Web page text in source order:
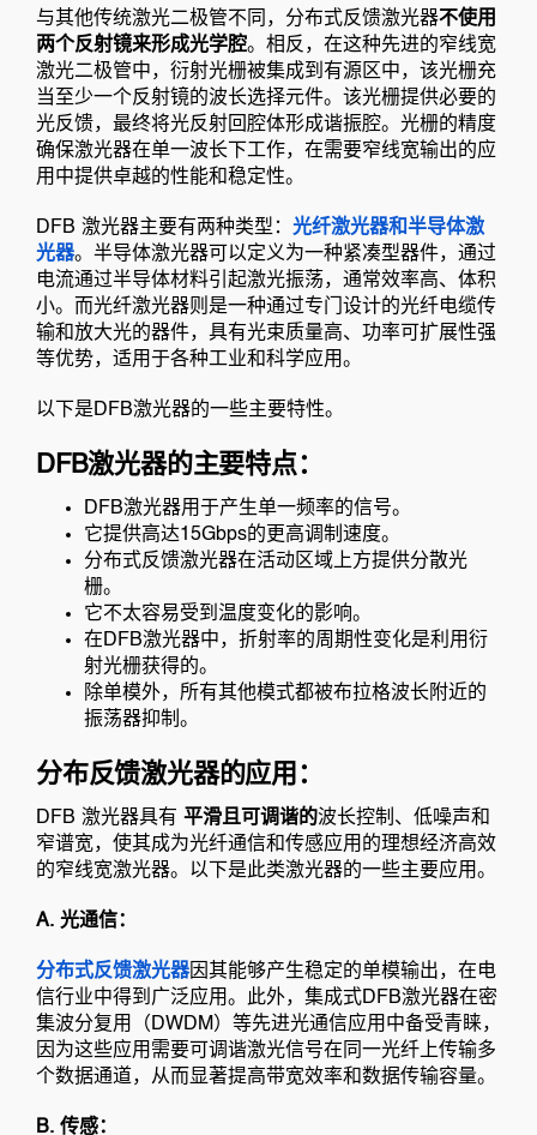
与其他传统激光二极管不同，分布式反馈激光器不使用
两个反射镜来形成光学腔。相反，在这种先进的窄线宽
激光二极管中，衍射光栅被集成到有源区中，该光栅充
当至少一个反射镜的波长选择元件。该光栅提供必要的
光反馈，最终将光反射回腔体形成谐振腔。光栅的精度
确保激光器在单一波长下工作，在需要窄线宽输出的应
用中提供卓越的性能和稳定性。
DFB 激光器主要有两种类型： 光纤激光器和半导体激
光器。半导体激光器可以定义为一种紧凑型器件，通过
电流通过半导体材料引起激光振荡，通常效率高、体积
小。而光纤激光器则是一种通过专门设计的光纤电缆传
输和放大光的器件，具有光束质量高、功率可扩展性强
等优势，适用于各种工业和科学应用。
以下是DFB激光器的一些主要特性。
DFB激光器的主要特点：
DFB激光器用于产生单一频率的信号。
它提供高达15Gbps的更高调制速度。
分布式反馈激光器在活动区域上方提供分散光
栅。
它不太容易受到温度变化的影响。
在DFB激光器中，折射率的周期性变化是利用衍
射光栅获得的。
除单模外，所有其他模式都被布拉格波长附近的
振荡器抑制。
分布反馈激光器的应用：
DFB 激光器具有 平滑且可调谐的波长控制、低噪声和
窄谱宽，使其成为光纤通信和传感应用的理想经济高效
的窄线宽激光器。以下是此类激光器的一些主要应用。
A. 光通信：
分布式反馈激光器因其能够产生稳定的单模输出，在电
信行业中得到广泛应用。此外，集成式DFB激光器在密
集波分复用（DWDM）等先进光通信应用中备受青睐，
因为这些应用需要可调谐激光信号在同一光纤上传输多
个数据通道，从而显著提高带宽效率和数据传输容量。
B. 传感：